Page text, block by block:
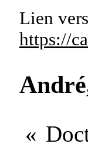
Lien
https://
«